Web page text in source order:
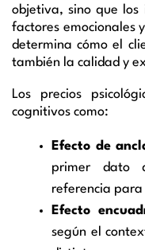
objetiva, sino que los
factores emocionales
determina cómo el
también la calidad y
Los precios
cognitivos como:
Efecto de
primer dato
referencia
Efecto
según el